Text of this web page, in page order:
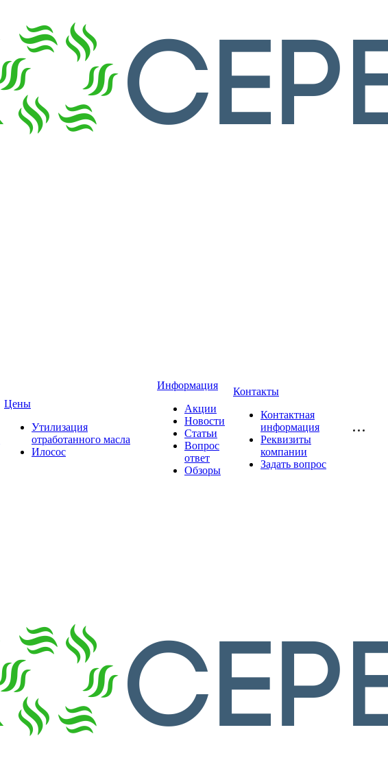
Цены
Утилизация
отработанного масла
Илосос
Информация
Акции
Новости
Статьи
Вопрос
ответ
Обзоры
Контакты
Контактная
информация
Реквизиты
компании
Задать вопрос